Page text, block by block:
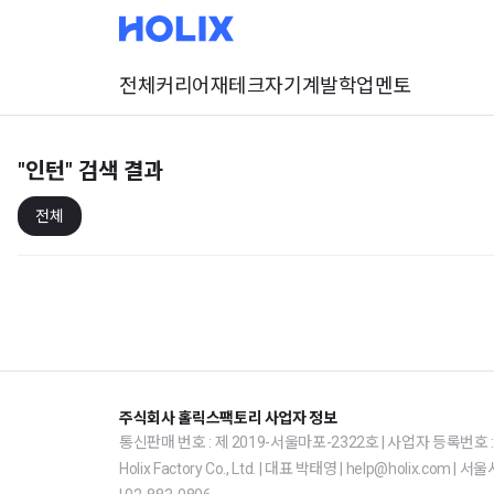
전체 커리어재테크자기계발학업멘토
"인턴" 검색 결과
전체
주식회사 홀릭스팩토리 사업자 정보
통신판매 번호 : 제 2019-서울마포-2322호 | 사업자 등록번
Holix Factory Co., Ltd. | 대표 박태영 | help@holix.com | 서